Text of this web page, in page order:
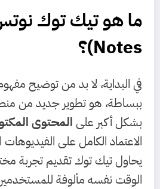
Notes)؟
في البداية، لا بد من توضيح
ببساطة، هو تطوير جديد من
بشكل أكبر على المحتوى
الاعتماد الكامل على
يحاول تيك توك تقديم تجربة
الوقت نفسه مألوفة